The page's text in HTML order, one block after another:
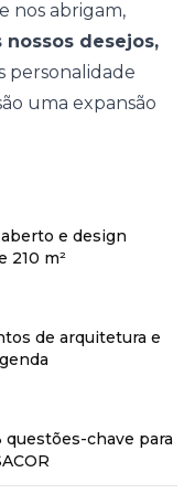
nos abrigam,
nossos desejos,
personalidade
uma expansão
e design
210 m²
de arquitetura e
questões-chave para